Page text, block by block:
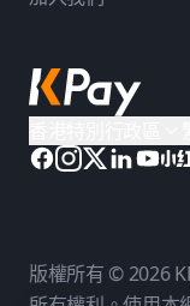
版權所有 © 2026